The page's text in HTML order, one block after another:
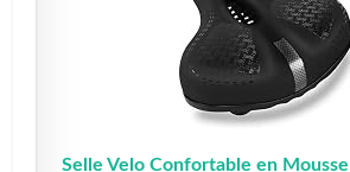
Selle Velo Confortable en